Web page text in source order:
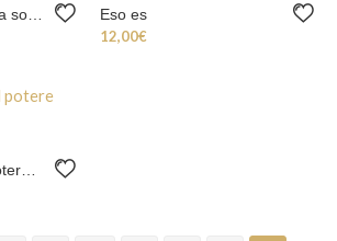
Eso es
12,00€